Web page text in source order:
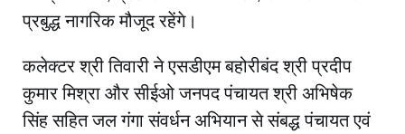
प्रबुद्ध नागरिक मौजूद रहेंगे।
कलेक्टर श्री तिवारी ने एसडीएम बहोरीबंद श्री प्रदीप
कुमार मिश्रा और सीईओ जनपद पंचायत श्री अभिषेक
सिंह सहित जल गंगा संवर्धन अभियान से संबद्ध पंचायत एवं